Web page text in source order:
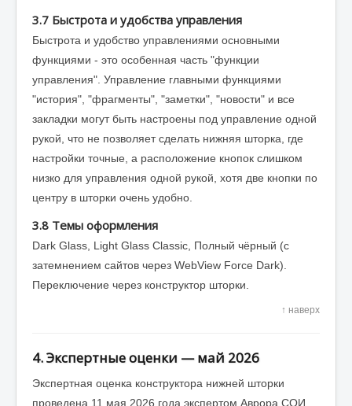
3.7 Быстрота и удобства управления
Быстрота и удобство управлениями основными
функциями - это особенная часть "функции
управления". Управление главными функциями
"история", "фрагменты", "заметки", "новости" и все
закладки могут быть настроены под управление одной
рукой, что не позволяет сделать нижняя шторка, где
настройки точные, а расположение кнопок слишком
низко для управления одной рукой, хотя две кнопки по
центру в шторки очень удобно.
3.8 Темы оформления
Dark Glass, Light Glass Classic, Полный чёрный (с
затемнением сайтов через WebView Force Dark).
Переключение через конструктор шторки.
↑ наверх
4. Экспертные оценки — май 2026
Экспертная оценка конструктора нижней шторки
проведена 11 мая 2026 года экспертом Аврора СОИ